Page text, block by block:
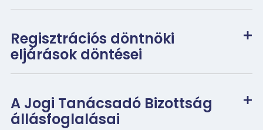
Regisztrációs döntnöki
eljárások döntései
A Jogi Tanácsadó Bizottság
állásfoglalásai